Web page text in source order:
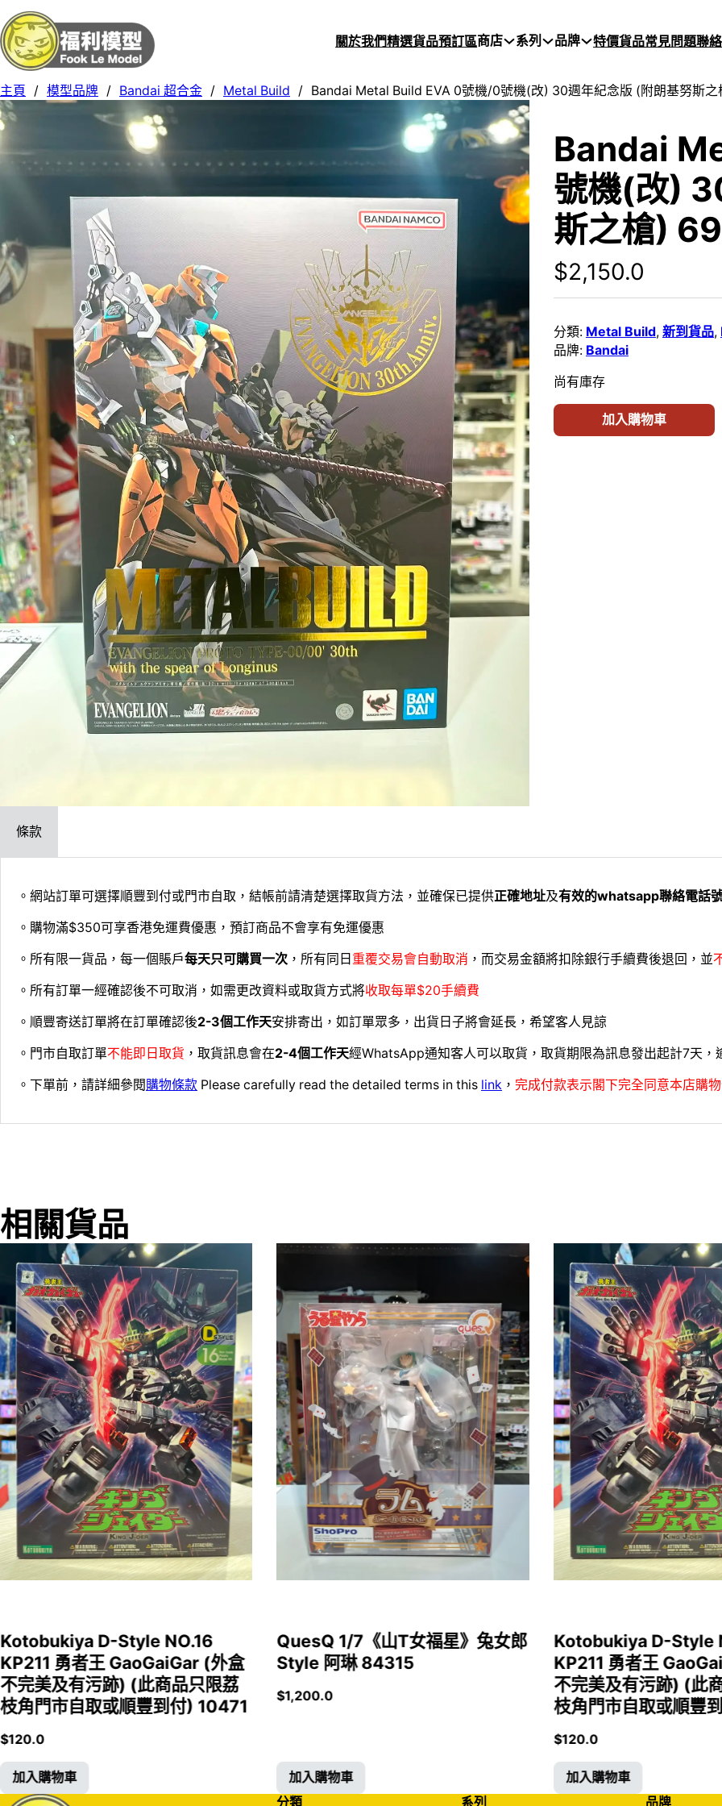
關於我們精選貨品預訂區商店 系列 品牌 特價貨品常見問題聯
主頁 / 模型品牌 / Bandai 超合金 / Metal Build / Bandai Metal Build EVA 0號機/0號機(改) 30週年紀念版 (附朗基努斯
Bandai
號機(改)
斯之槍)
$2,150.0
分類: Metal Build, 新到貨品,
品牌: Bandai
尚有庫存
加入購物車
條款
。網站訂單可選擇順豐到付或門市自取，結帳前請清楚選擇取貨方法，並確保已提供正確地址及有效的whatsapp聯絡電話
。購物滿$350可享香港免運費優惠，預訂商品不會享有免運優惠
。所有限一貨品，每一個賬戶每天只可購買一次 ，所有同日 重覆交易會自動取消 ，而交易金額將扣除銀行手續費後退回，並
。所有訂單一經確認後不可取消，如需更改資料或取貨方式將收取每單$20手續費
。順豐寄送訂單將在訂單確認後2-3個工作天安排寄出，如訂單眾多，出貨日子將會延長，希望客人見諒
。門市自取訂單不能即日取貨 ，取貨訊息會在2-4個工作天經WhatsApp通知客人可以取貨，取貨期限為訊息發出起計7天，
。下單前，請詳細參閱購物條款 Please carefully read the detailed terms in this link ， 完成付款表示閣下完全同意本店購
相關貨品
Kotobukiya D-Style NO.16
KP211 勇者王 GaoGaiGar (外盒
不完美及有污跡) (此商品只限荔
枝角門市自取或順豐到付) 10471
$120.0
加入購物車
QuesQ 1/7《山T女福星》兔女郎
Style 阿琳 84315
$1,200.0
加入購物車
Kotobukiya D-Style
KP211 勇者王
不完美及有污跡) (此
枝角門市自取或順豐
$120.0
加入購物車
分類
系列 品牌